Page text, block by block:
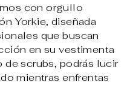
con orgullo
Yorkie, diseñada
que buscan
en su vestimenta
scrubs, podrás lucir
mientras enfrentas